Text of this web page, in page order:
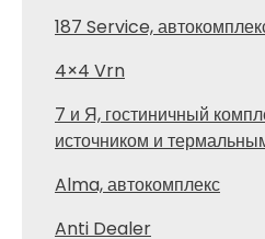
187 Service,
4×4 Vrn
7 и Я, гостиничный
источником и
Alma, автокомплекс
Anti Dealer